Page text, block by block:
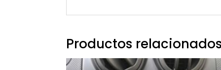
Productos